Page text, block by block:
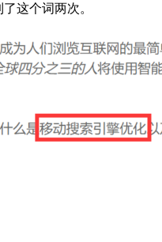
这个词两次。